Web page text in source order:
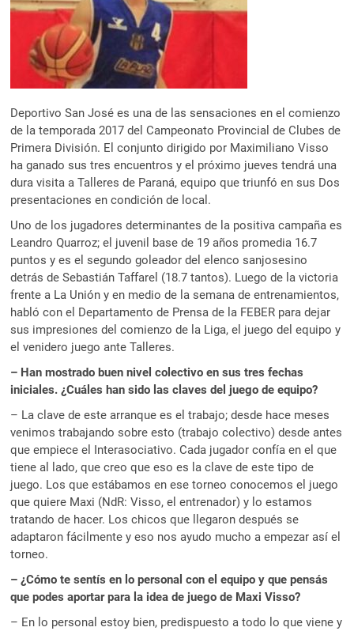
Deportivo San José es una de las sensaciones en el comienzo
de la temporada 2017 del Campeonato Provincial de Clubes de
Primera División. El conjunto dirigido por Maximiliano Visso
ha ganado sus tres encuentros y el próximo jueves tendrá una
dura visita a Talleres de Paraná, equipo que triunfó en sus Dos
presentaciones en condición de local.
Uno de los jugadores determinantes de la positiva campaña es
Leandro Quarroz; el juvenil base de 19 años promedia 16.7
puntos y es el segundo goleador del elenco sanjosesino
detrás de Sebastián Taffarel (18.7 tantos). Luego de la victoria
frente a La Unión y en medio de la semana de entrenamientos,
habló con el Departamento de Prensa de la FEBER para dejar
sus impresiones del comienzo de la Liga, el juego del equipo y
el venidero juego ante Talleres.
– Han mostrado buen nivel colectivo en sus tres fechas
iniciales. ¿Cuáles han sido las claves del juego de equipo?
– La clave de este arranque es el trabajo; desde hace meses
venimos trabajando sobre esto (trabajo colectivo) desde antes
que empiece el Interasociativo. Cada jugador confía en el que
tiene al lado, que creo que eso es la clave de este tipo de
juego. Los que estábamos en ese torneo conocemos el juego
que quiere Maxi (NdR: Visso, el entrenador) y lo estamos
tratando de hacer. Los chicos que llegaron después se
adaptaron fácilmente y eso nos ayudo mucho a empezar así el
torneo.
– ¿Cómo te sentís en lo personal con el equipo y que pensás
que podes aportar para la idea de juego de Maxi Visso?
– En lo personal estoy bien, predispuesto a todo lo que viene y